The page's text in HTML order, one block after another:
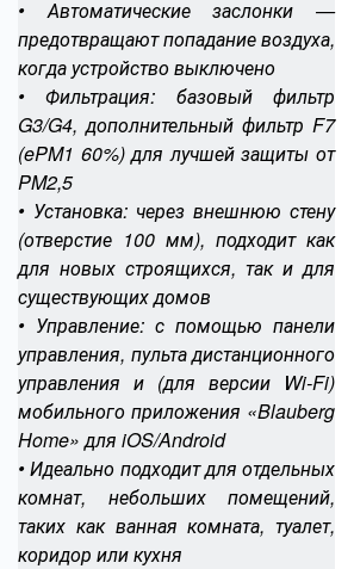
• Автоматические заслонки —
предотвращают попадание воздуха,
когда устройство выключено
• Фильтрация: базовый фильтр
G3/G4, дополнительный фильтр F7
(ePM1 60%) для лучшей защиты от
PM2,5
• Установка: через внешнюю стену
(отверстие 100 мм), подходит как
для новых строящихся, так и для
существующих домов
• Управление: с помощью панели
управления, пульта дистанционного
управления и (для версии Wi-Fi)
мобильного приложения «Blauberg
Home» для iOS/Android
• Идеально подходит для отдельных
комнат, небольших помещений,
таких как ванная комната, туалет,
коридор или кухня